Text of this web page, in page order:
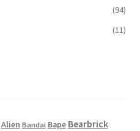
(94)
(11)
Alien Bandai Bape Bearbrick